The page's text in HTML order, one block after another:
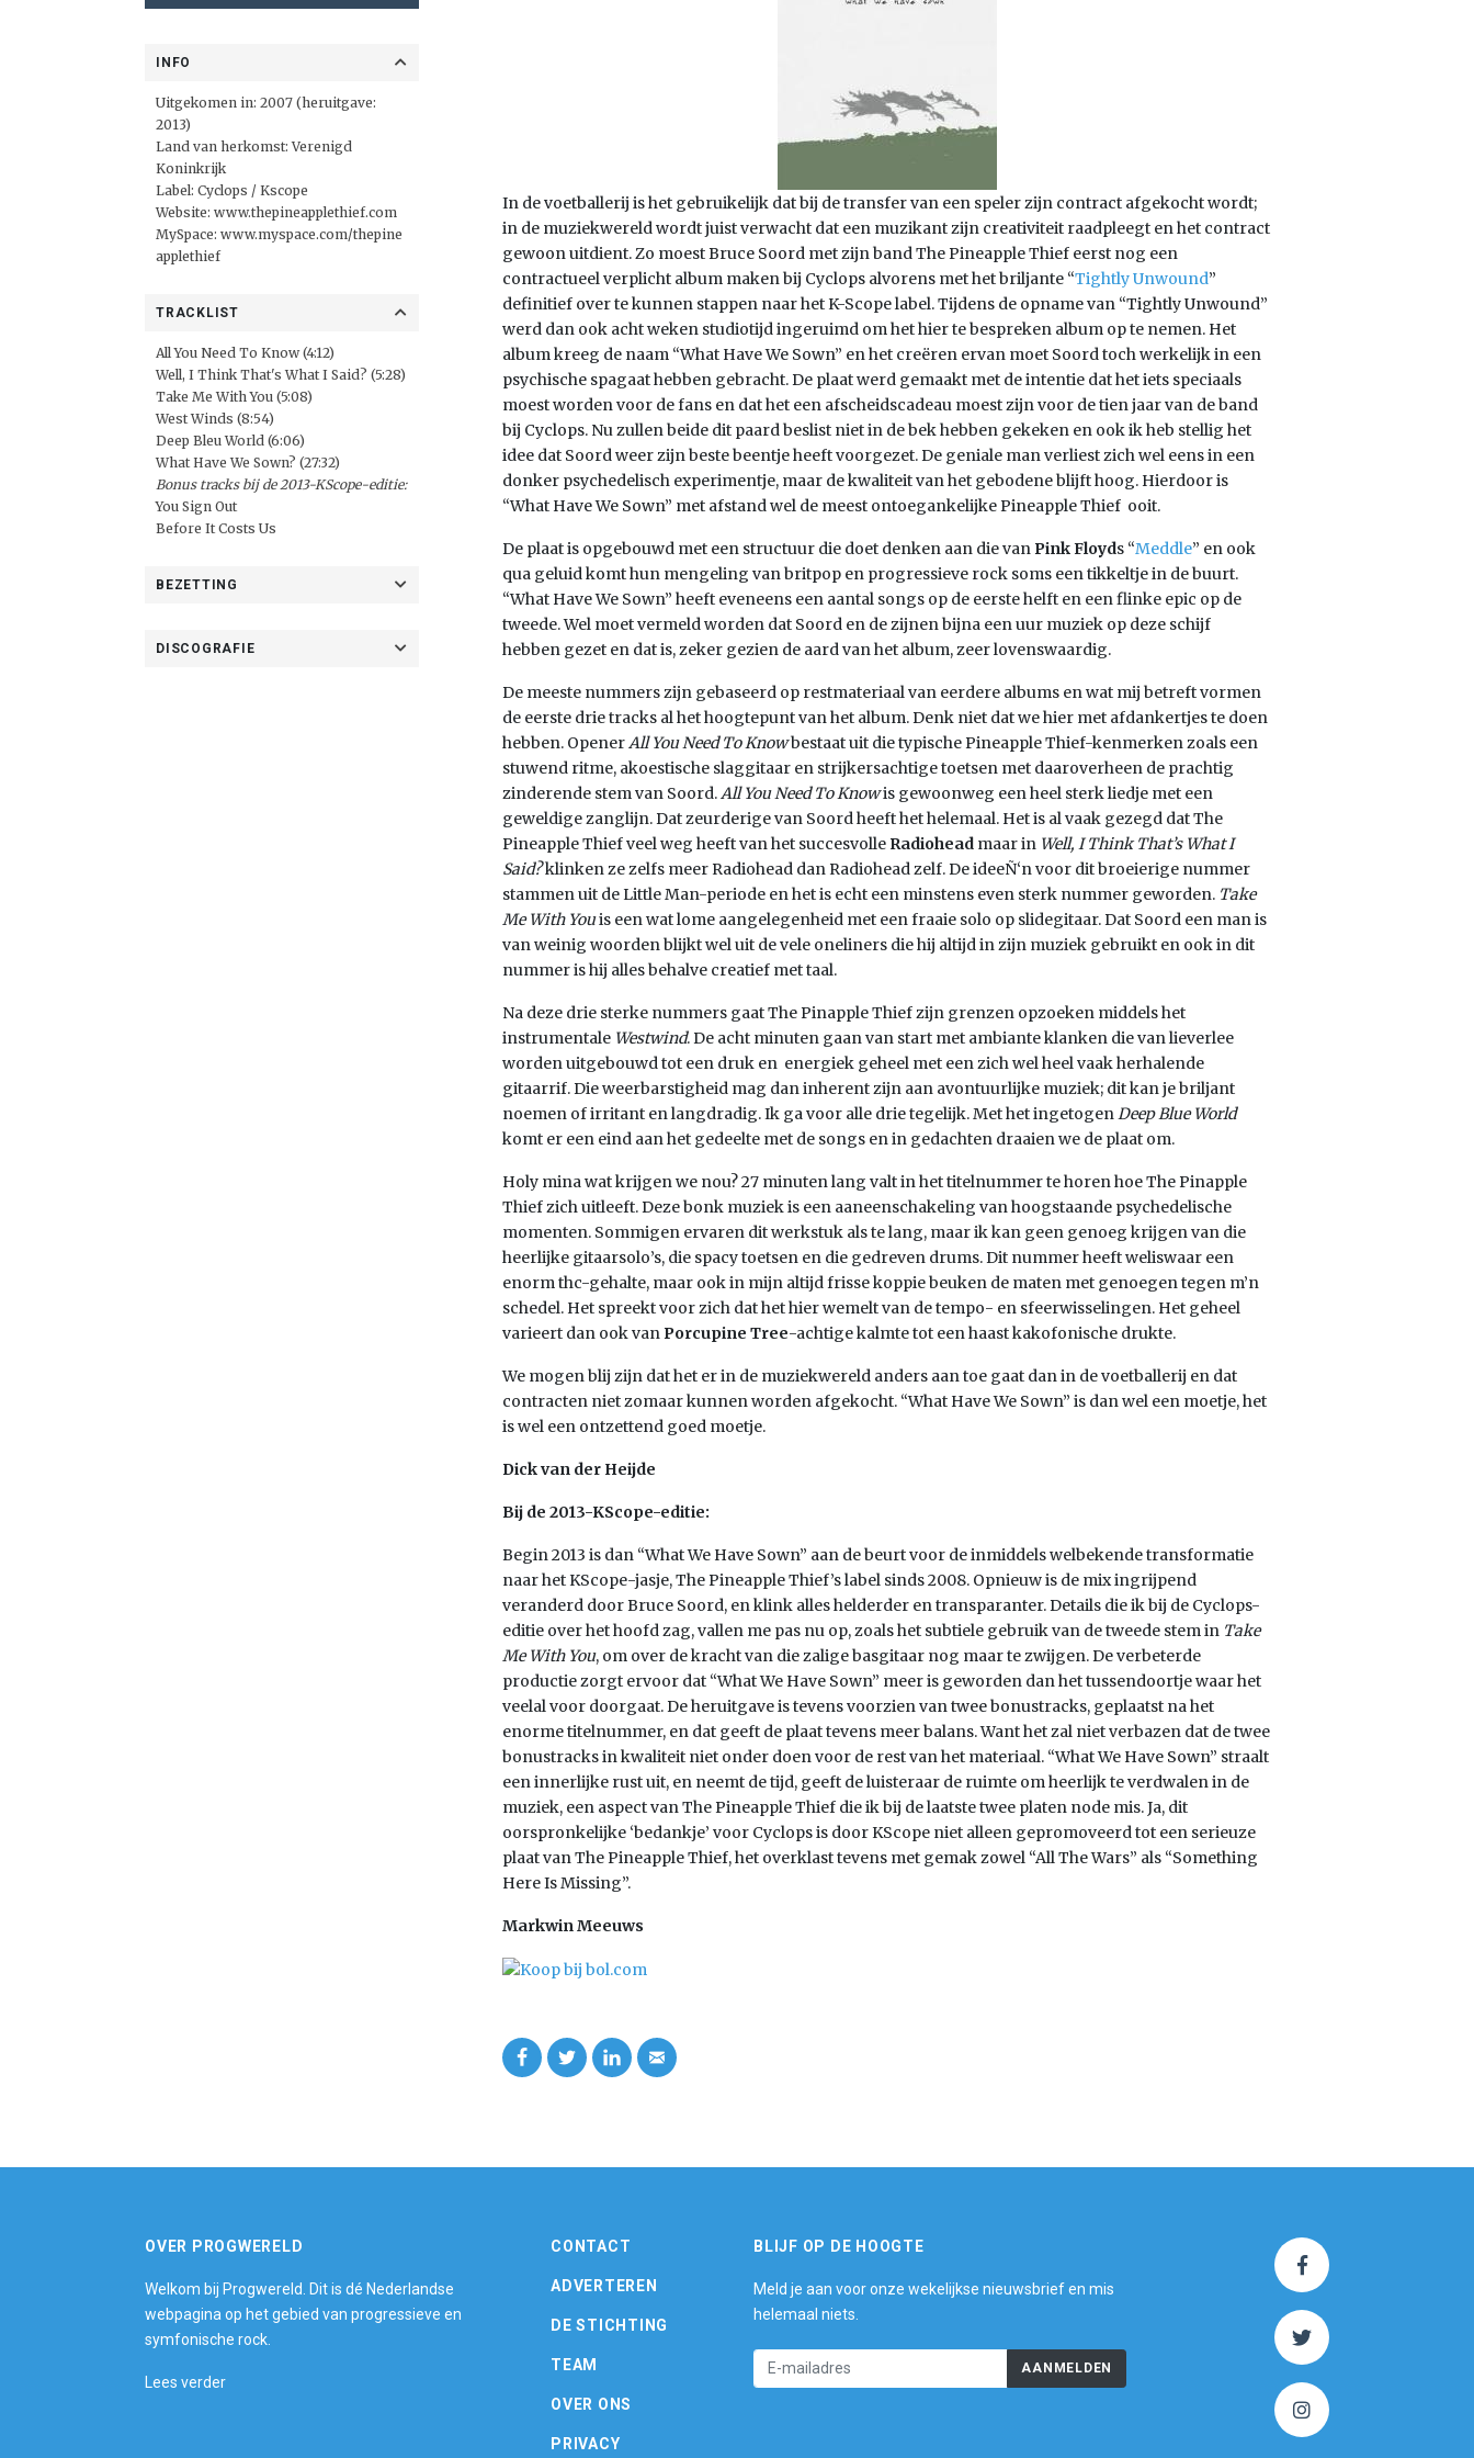
INFO
Uitgekomen in: 2007 (heruitgave:
2013)
Land van herkomst: Verenigd
Koninkrijk
Label: Cyclops / Kscope
Website: www.thepineapplethief.com
MySpace: www.myspace.com/thepine
applethief
TRACKLIST
All You Need To Know (4:12)
Well, I Think That's What I Said? (5:28)
Take Me With You (5:08)
West Winds (8:54)
Deep Bleu World (6:06)
What Have We Sown? (27:32)
Bonus tracks bij de 2013-KScope-editie:
You Sign Out
Before It Costs Us
BEZETTING
DISCOGRAFIE
In de voetballerij is het gebruikelijk dat bij de transfer van een speler zijn contract afgekocht wordt;
in de muziekwereld wordt juist verwacht dat een muzikant zijn creativiteit raadpleegt en het contract
gewoon uitdient. Zo moest Bruce Soord met zijn band The Pineapple Thief eerst nog een
contractueel verplicht album maken bij Cyclops alvorens met het briljante “Tightly Unwound”
definitief over te kunnen stappen naar het K-Scope label. Tijdens de opname van “Tightly Unwound”
werd dan ook acht weken studiotijd ingeruimd om het hier te bespreken album op te nemen. Het
album kreeg de naam “What Have We Sown” en het creëren ervan moet Soord toch werkelijk in een
psychische spagaat hebben gebracht. De plaat werd gemaakt met de intentie dat het iets speciaals
moest worden voor de fans en dat het een afscheidscadeau moest zijn voor de tien jaar van de band
bij Cyclops. Nu zullen beide dit paard beslist niet in de bek hebben gekeken en ook ik heb stellig het
idee dat Soord weer zijn beste beentje heeft voorgezet. De geniale man verliest zich wel eens in een
donker psychedelisch experimentje, maar de kwaliteit van het gebodene blijft hoog. Hierdoor is
“What Have We Sown” met afstand wel de meest ontoegankelijke Pineapple Thief ooit.
De plaat is opgebouwd met een structuur die doet denken aan die van Pink Floyds “Meddle” en ook
qua geluid komt hun mengeling van britpop en progressieve rock soms een tikkeltje in de buurt.
“What Have We Sown” heeft eveneens een aantal songs op de eerste helft en een flinke epic op de
tweede. Wel moet vermeld worden dat Soord en de zijnen bijna een uur muziek op deze schijf
hebben gezet en dat is, zeker gezien de aard van het album, zeer lovenswaardig.
De meeste nummers zijn gebaseerd op restmateriaal van eerdere albums en wat mij betreft vormen
de eerste drie tracks al het hoogtepunt van het album. Denk niet dat we hier met afdankertjes te doen
hebben. OpenerAll You Need To Knowbestaat uit die typische Pineapple Thief-kenmerken zoals een
stuwend ritme, akoestische slaggitaar en strijkersachtige toetsen met daaroverheen de prachtig
zinderende stem van Soord.All You Need To Knowis gewoonweg een heel sterk liedje met een
geweldige zanglijn. Dat zeurderige van Soord heeft het helemaal. Het is al vaak gezegd dat The
Pineapple Thief veel weg heeft van het succesvolle Radiohead maar in Well, I Think That’s What I
Said?klinken ze zelfs meer Radiohead dan Radiohead zelf. De ideeÑ‘n voor dit broeierige nummer
stammen uit de Little Man-periode en het is echt een minstens even sterk nummer geworden. Take
Me With Youis een wat lome aangelegenheid met een fraaie solo op slidegitaar. Dat Soord een man is
van weinig woorden blijkt wel uit de vele oneliners die hij altijd in zijn muziek gebruikt en ook in dit
nummer is hij alles behalve creatief met taal.
Na deze drie sterke nummers gaat The Pinapple Thief zijn grenzen opzoeken middels het
instrumentale Westwind. De acht minuten gaan van start met ambiante klanken die van lieverlee
worden uitgebouwd tot een druk en energiek geheel met een zich wel heel vaak herhalende
gitaarrif. Die weerbarstigheid mag dan inherent zijn aan avontuurlijke muziek; dit kan je briljant
noemen of irritant en langdradig. Ik ga voor alle drie tegelijk. Met het ingetogenDeep Blue World
komt er een eind aan het gedeelte met de songs en in gedachten draaien we de plaat om.
Holy mina wat krijgen we nou? 27 minuten lang valt in het titelnummer te horen hoe The Pinapple
Thief zich uitleeft. Deze bonk muziek is een aaneenschakeling van hoogstaande psychedelische
momenten. Sommigen ervaren dit werkstuk als te lang, maar ik kan geen genoeg krijgen van die
heerlijke gitaarsolo’s, die spacy toetsen en die gedreven drums. Dit nummer heeft weliswaar een
enorm thc-gehalte, maar ook in mijn altijd frisse koppie beuken de maten met genoegen tegen m’n
schedel. Het spreekt voor zich dat het hier wemelt van de tempo- en sfeerwisselingen. Het geheel
varieert dan ook van Porcupine Tree-achtige kalmte tot een haast kakofonische drukte.
We mogen blij zijn dat het er in de muziekwereld anders aan toe gaat dan in de voetballerij en dat
contracten niet zomaar kunnen worden afgekocht. “What Have We Sown” is dan wel een moetje, het
is wel een ontzettend goed moetje.
Dick van der Heijde
Bij de 2013-KScope-editie:
Begin 2013 is dan “What We Have Sown” aan de beurt voor de inmiddels welbekende transformatie
naar het KScope-jasje, The Pineapple Thief’s label sinds 2008. Opnieuw is de mix ingrijpend
veranderd door Bruce Soord, en klink alles helderder en transparanter. Details die ik bij de Cyclops-
editie over het hoofd zag, vallen me pas nu op, zoals het subtiele gebruik van de tweede stem in Take
Me With You, om over de kracht van die zalige basgitaar nog maar te zwijgen. De verbeterde
productie zorgt ervoor dat “What We Have Sown” meer is geworden dan het tussendoortje waar het
veelal voor doorgaat. De heruitgave is tevens voorzien van twee bonustracks, geplaatst na het
enorme titelnummer, en dat geeft de plaat tevens meer balans. Want het zal niet verbazen dat de twee
bonustracks in kwaliteit niet onder doen voor de rest van het materiaal. “What We Have Sown” straalt
een innerlijke rust uit, en neemt de tijd, geeft de luisteraar de ruimte om heerlijk te verdwalen in de
muziek, een aspect van The Pineapple Thief die ik bij de laatste twee platen node mis. Ja, dit
oorspronkelijke ‘bedankje’ voor Cyclops is door KScope niet alleen gepromoveerd tot een serieuze
plaat van The Pineapple Thief, het overklast tevens met gemak zowel “All The Wars” als “Something
Here Is Missing”.
Markwin Meeuws
OVER PROGWERELD
Welkom bij Progwereld. Dit is dé Nederlandse
webpagina op het gebied van progressieve en
symfonische rock.
Lees verder
CONTACT
ADVERTEREN
DE STICHTING
TEAM
OVER ONS
PRIVACY
BLIJF OP DE HOOGTE
Meld je aan voor onze wekelijkse nieuwsbrief en mis
helemaal niets.
AANMELDEN